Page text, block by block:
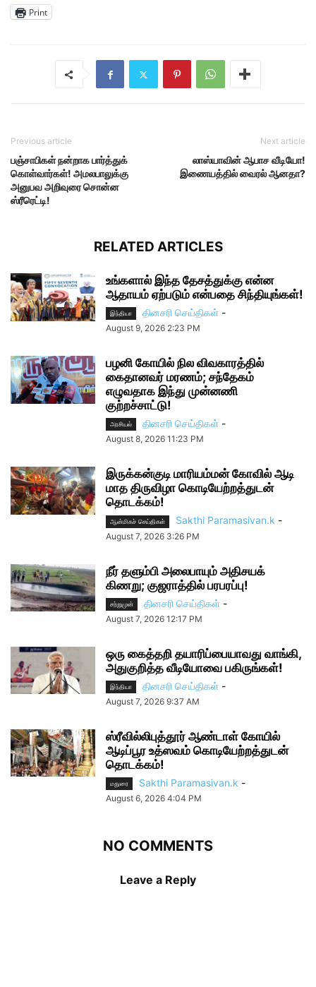
Print
Previous article
பஞ்சாபிகள் நன்றாக பார்த்துக்
கொள்வார்கள்! அமலபாலுக்கு
அனுபவ அறிவுரை சொன்ன
ஸ்ரீரெட்டி!
Next article
லாஸ்யாவின் ஆபாச வீடியோ!
இணையத்தில் வைரல் ஆனதா?
RELATED ARTICLES
உங்களால் இந்த தேசத்துக்கு என்ன
ஆதாயம் ஏற்படும் என்பதை சிந்தியுங்கள்!
இந்தியா தினசரி செய்திகள் -
August 9, 2026 2:23 PM
பழனி கோயில் நில விவகாரத்தில்
கைதானவர் மரணம்; சந்தேகம்
எழுவதாக இந்து முன்னணி
குற்றச்சாட்டு!
அரசியல் தினசரி செய்திகள் -
August 8, 2026 11:23 PM
இருக்கன்குடி மாரியம்மன் கோவில் ஆடி
மாத திருவிழா கொடியேற்றத்துடன்
தொடக்கம்!
ஆன்மிகச் செய்திகள் Sakthi Paramasivan.k -
August 7, 2026 3:26 PM
நீர் தளும்பி அலைபாயும் அதிசயக்
கிணறு; குஜராத்தில் பரபரப்பு!
சற்றுமுன் தினசரி செய்திகள் -
August 7, 2026 12:17 PM
ஒரு கைத்தறி தயாரிப்பையாவது வாங்கி,
அதுகுறித்த வீடியோவை பகிருங்கள்!
இந்தியா தினசரி செய்திகள் -
August 7, 2026 9:37 AM
ஸ்ரீவில்லிபுத்தூர் ஆண்டாள் கோயில்
ஆடிப்பூர உத்ஸவம் கொடியேற்றத்துடன்
தொடக்கம்!
மதுரை Sakthi Paramasivan.k -
August 6, 2026 4:04 PM
NO COMMENTS
Leave a Reply